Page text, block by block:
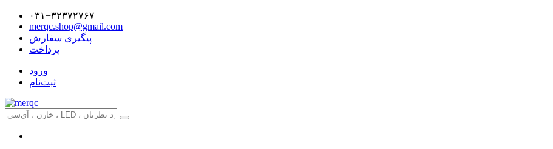
۰۳۱−۳۲۳۷۲۷۶۷
merqc.shop@gmail.com
پیگیری سفارش
پرداخت
ورود
ثبت‌نام